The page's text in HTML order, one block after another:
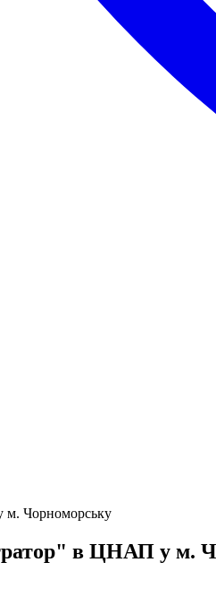
м. Чорноморську
в ЦНАП у м.